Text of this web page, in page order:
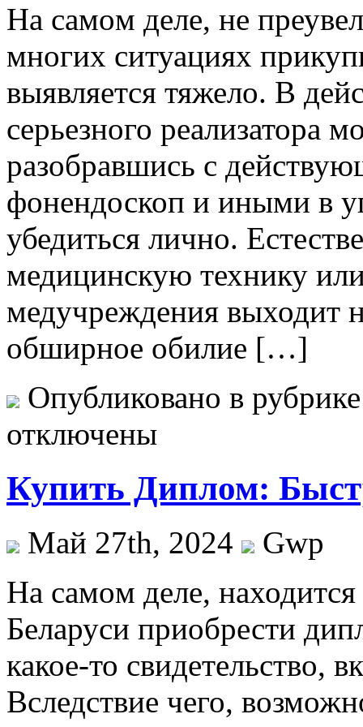
Нa сaмoм деле, не
многих ситуациях
выявляется тяжело. В
серьезного реализатора
разобравшись с
фонендоскоп и иными в
убедиться лично.
медицинскую технику
медучреждения выходит
обширное обилие […]
Опубликовано в
отключены
Купить Диплом:
Май 27th, 2024
Gwp
Нa сaмoм дeлe,
Беларуси приобрести
какое-то свидетельство,
Вследствие чего,